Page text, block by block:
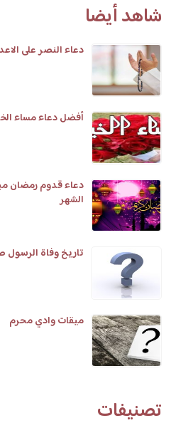
شاهد أيضا
دعاء النصر على
أفضل دعاء مساء
دعاء قدوم رمضان
الشهر
تاريخ وفاة الرسول
ميقات وادي محرم
تصنيفات